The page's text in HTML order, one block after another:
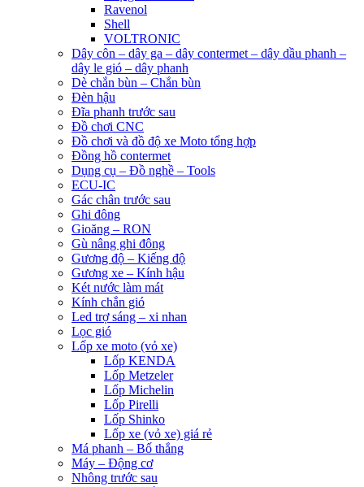
Ravenol
Shell
VOLTRONIC
Dây côn – dây ga – dây contermet – dây dầu phanh –
dây le gió – dây phanh
Dè chắn bùn – Chắn bùn
Đèn hậu
Đĩa phanh trước sau
Đồ chơi CNC
Đồ chơi và đồ độ xe Moto tổng hợp
Đồng hồ contermet
Dụng cụ – Đồ nghề – Tools
ECU-IC
Gác chân trước sau
Ghi đông
Gioăng – RON
Gù nâng ghi đông
Gương độ – Kiếng độ
Gương xe – Kính hậu
Két nước làm mát
Kính chắn gió
Led trợ sáng – xi nhan
Lọc gió
Lốp xe moto (vỏ xe)
Lốp KENDA
Lốp Metzeler
Lốp Michelin
Lốp Pirelli
Lốp Shinko
Lốp xe (vỏ xe) giá rẻ
Má phanh – Bố thắng
Máy – Động cơ
Nhông trước sau